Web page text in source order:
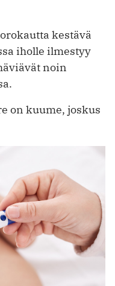
kestävä
iholle ilmestyy
noin
on kuume, joskus